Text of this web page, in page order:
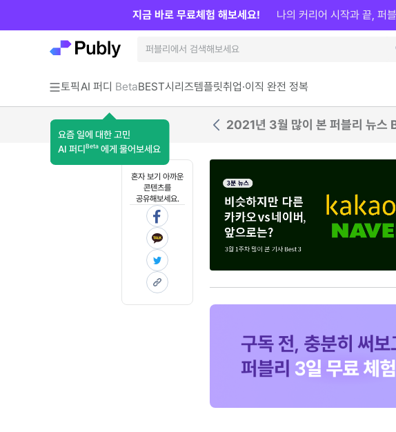
토픽AI 퍼디 Beta
요즘 일에 대한 고민
AI 퍼디 Beta 에게 물어보세요
BEST시리즈템플릿취업·이직 완전 정복
지금 바로 무료체험 해보세요! 나의 커리어 시작과 끝, 퍼
2021년 3월 많이 본 퍼블리 뉴스
혼자 보기 아까운
콘텐츠를
공유해보세요.